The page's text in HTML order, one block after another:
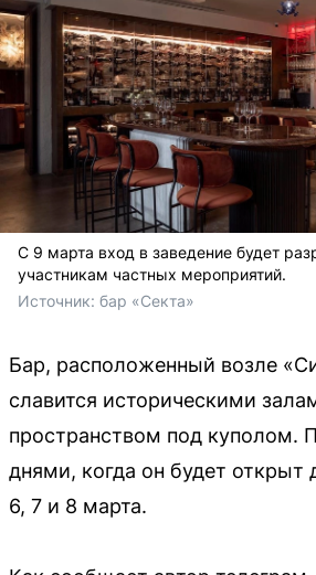
С 9 марта вход в заведение будет
участникам частных мероприятий.
Источник: бар «Секта»
Бар, расположенный возле
славится историческими
пространством под куполом.
днями, когда он будет открыт
6, 7 и 8 марта.